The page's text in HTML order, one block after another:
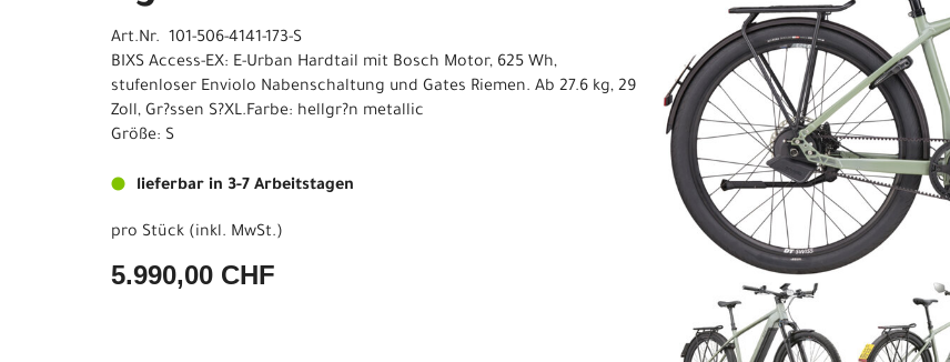
Art.Nr. 101-506-4141-173-S
BIXS Access-EX: E-Urban Hardtail mit Bosch Motor, 625 Wh,
stufenloser Enviolo Nabenschaltung und Gates Riemen. Ab 27.6 kg, 29
Zoll, Gr?ssen S?XL.Farbe: hellgr?n metallic
Größe: S
lieferbar in 3-7 Arbeitstagen
pro Stück (inkl. MwSt.)
5.990,00 CHF